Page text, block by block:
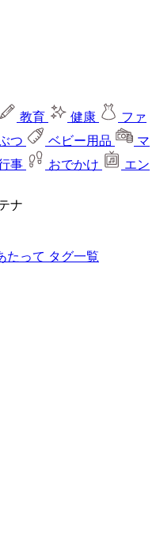
教育 健康
ファ
つ ベビー用品
マ
事 おでかけ
エン
ナ
たって タグ一覧